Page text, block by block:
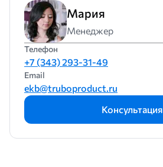
Мария
Менеджер
Телефон
+7 (343) 293-31-49
Email
ekb@truboproduct.ru
Консультация